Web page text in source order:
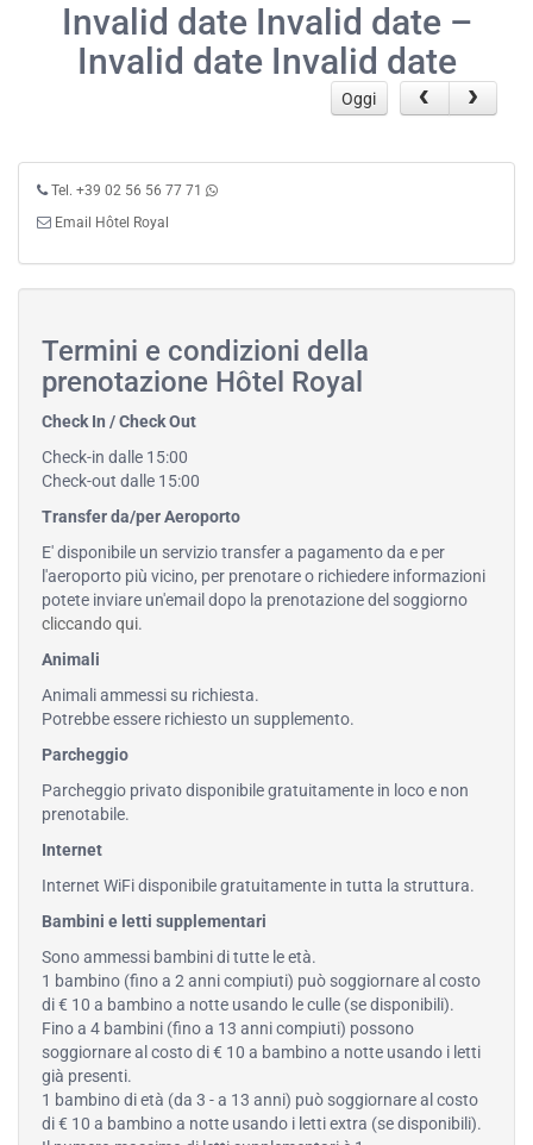
Invalid date Invalid date –
Invalid date Invalid date
Oggi
Tel. +39 02 56 56 77 71
Email Hôtel Royal
Termini e condizioni della
prenotazione Hôtel Royal
Check In / Check Out
Check-in dalle 15:00
Check-out dalle 15:00
Transfer da/per Aeroporto
E' disponibile un servizio transfer a pagamento da e per
l'aeroporto più vicino, per prenotare o richiedere informazioni
potete inviare un'email dopo la prenotazione del soggiorno
cliccando qui.
Animali
Animali ammessi su richiesta.
Potrebbe essere richiesto un supplemento.
Parcheggio
Parcheggio privato disponibile gratuitamente in loco e non
prenotabile.
Internet
Internet WiFi disponibile gratuitamente in tutta la struttura.
Bambini e letti supplementari
Sono ammessi bambini di tutte le età.
1 bambino (fino a 2 anni compiuti) può soggiornare al costo
di € 10 a bambino a notte usando le culle (se disponibili).
Fino a 4 bambini (fino a 13 anni compiuti) possono
soggiornare al costo di € 10 a bambino a notte usando i letti
già presenti.
1 bambino di età (da 3 - a 13 anni) può soggiornare al costo
di € 10 a bambino a notte usando i letti extra (se disponibili).